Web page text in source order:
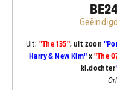
Uit: "The 135", uit zoon
Harry & New Kim" x "The
kl.dochter